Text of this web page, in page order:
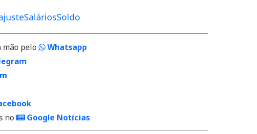
SaláriosSoldo
mão pelo
Whatsapp
no
Google Notícias